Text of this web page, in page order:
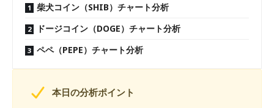
柴犬コイン（SHIB）チャート分析
ドージコイン（DOGE）チャート分析
ペペ（PEPE）チャート分析
本日の分析ポイント